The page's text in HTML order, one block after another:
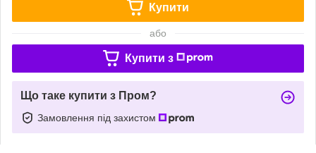
Купити
або
Купити з
Що таке купити з Пром?
Замовлення під захистом